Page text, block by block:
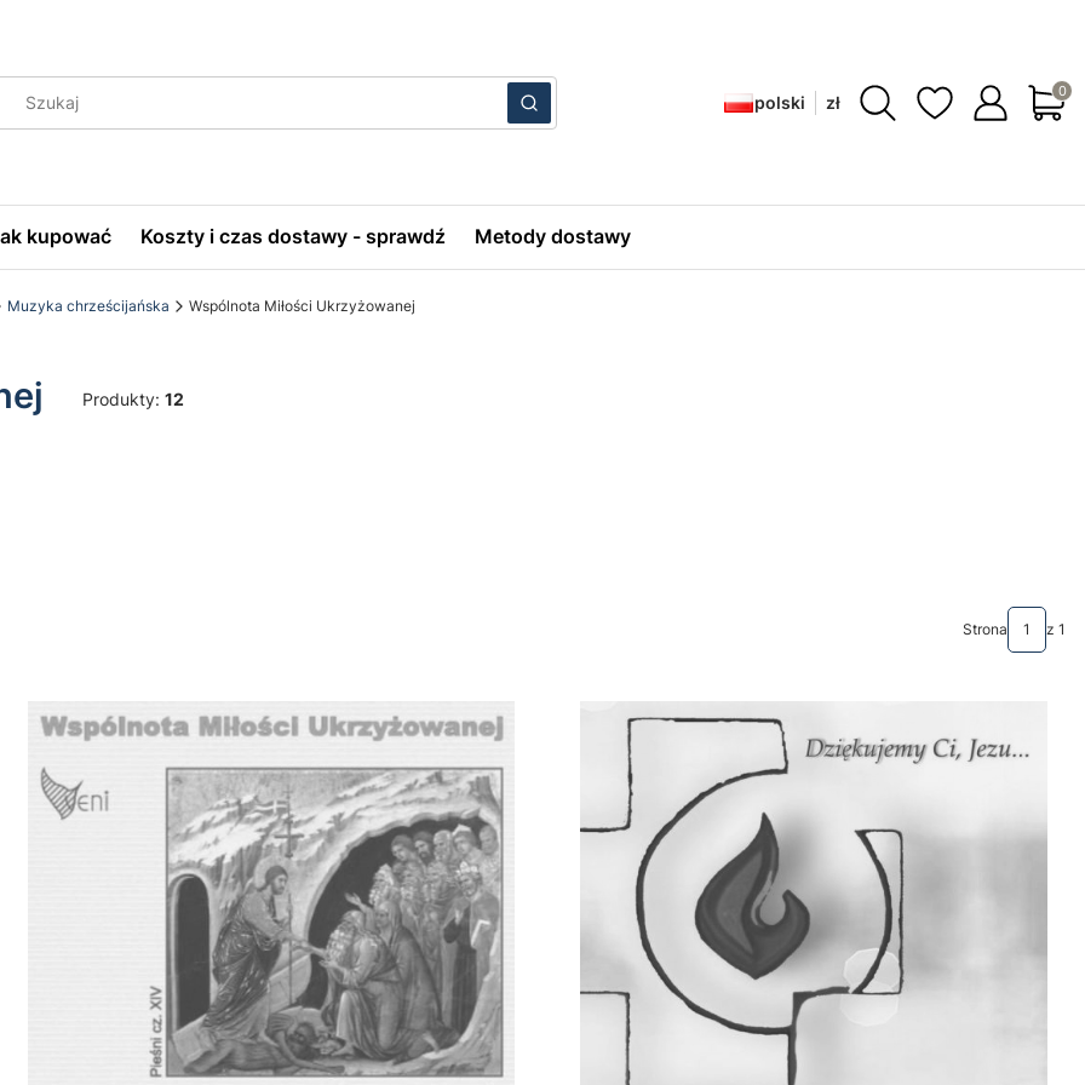
WyczyśćSzukaj polski zł
kupować Koszty i czas dostawy - sprawdź Metody dostawy
Muzyka chrześcijańska Wspólnota Miłości Ukrzyżowanej
Produkty: 12
Strona z 1